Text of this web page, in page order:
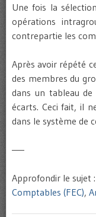
Une fois la
opérations
contrepartie les
Après avoir répété
des membres du
dans un tableau
écarts. Ceci fait, il
dans le système de
—–
Approfondir le sujet :
Comptables (FEC),